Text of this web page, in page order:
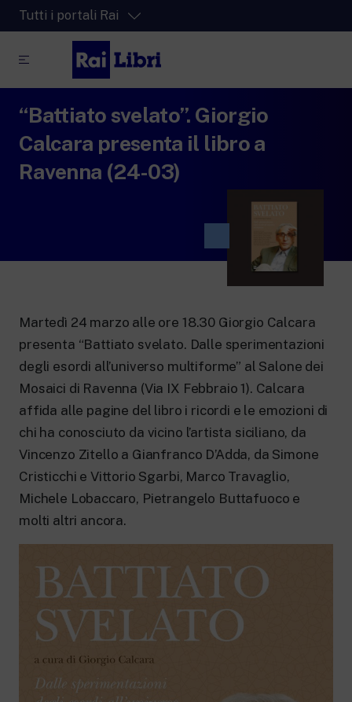
Tutti i portali Rai
La piattaforma di streaming video per tutti.
RaiPlay
La piattaforma digitale dei canali Radio
RaiPlay Sound
Lo spazio sicuro ricco di cartoni animati
New 24 ore su 24: attualità, ultime notizie
e aggiornamenti.
RaiNews
Le redazioni regionali di RaiNews.
Rai TgR
Approfondimenti culturali su Arte,
Letteratura, Storia e molto altro.
Per le scuole secondarie di I e II grado,
l’Università, i Docenti e l’istruzione degli
“Battiato svelato”. Giorgio
Calcara presenta il libro a
Ravenna (24-03)
Martedì 24 marzo alle ore 18.30 Giorgio Calcara
presenta “Battiato svelato. Dalle sperimentazioni
degli esordi all’universo multiforme” al Salone dei
Mosaici di Ravenna (Via IX Febbraio 1). Calcara
affida alle pagine del libro i ricordi e le emozioni di
chi ha conosciuto da vicino l’artista siciliano, da
Vincenzo Zitello a Gianfranco D’Adda, da Simone
Cristicchi e Vittorio Sgarbi, Marco Travaglio,
Michele Lobaccaro, Pietrangelo Buttafuoco e
molti altri ancora.